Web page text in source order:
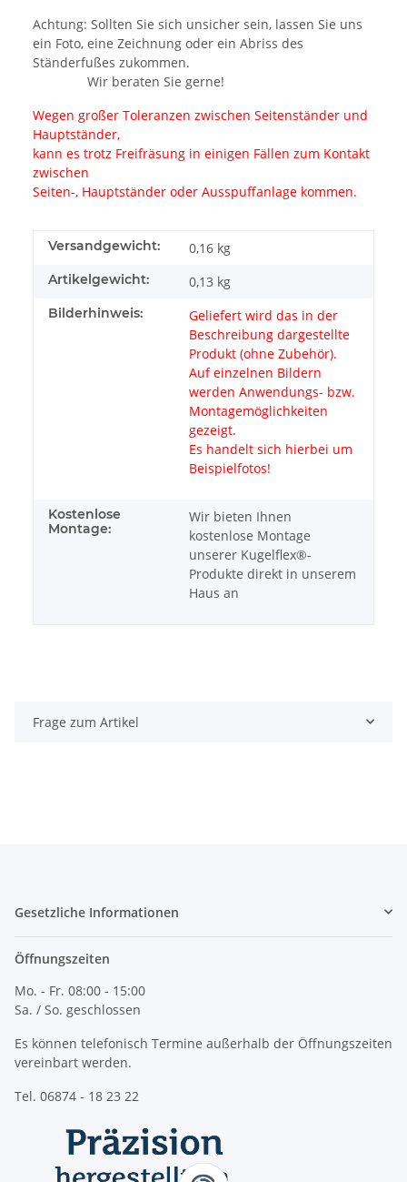
Achtung: Sollten Sie sich unsicher sein, lassen Sie uns
ein Foto, eine Zeichnung oder ein Abriss des
Ständerfußes zukommen.
Wir beraten Sie gerne!
Wegen großer Toleranzen zwischen Seitenständer und
Hauptständer,
kann es trotz Freifräsung in einigen Fällen zum Kontakt
zwischen
Seiten-, Hauptständer oder Ausspuffanlage kommen.
Versandgewicht: 0,16 kg
Artikelgewicht: 0,13 kg
Bilderhinweis:
Geliefert wird das in der
Beschreibung dargestellte
Produkt (ohne Zubehör).
Auf einzelnen Bildern
werden Anwendungs- bzw.
Montagemöglichkeiten
gezeigt.
Es handelt sich hierbei um
Beispielfotos!
Kostenlose
Montage:
Wir bieten Ihnen
kostenlose Montage
unserer Kugelflex®-
Produkte direkt in unserem
Haus an
Frage zum Artikel
Gesetzliche Informationen
Öffnungszeiten
Mo. - Fr. 08:00 - 15:00
Sa. / So. geschlossen
Es können telefonisch Termine außerhalb der Öffnungszeiten
vereinbart werden.
Tel. 06874 - 18 23 22